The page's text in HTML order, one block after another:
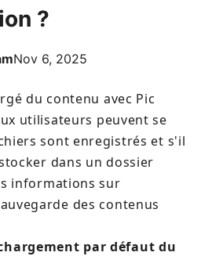
?
Nov 6, 2025
du contenu avec Pic
utilisateurs peuvent se
sont enregistrés et s'il
dans un dossier
informations sur
des contenus
par défaut du